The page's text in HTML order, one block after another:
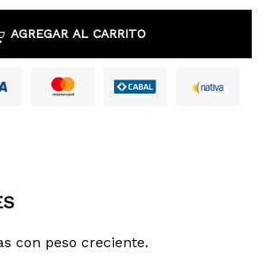
AGREGAR AL CARRITO
Pago Mastercard Cabal
con peso creciente.